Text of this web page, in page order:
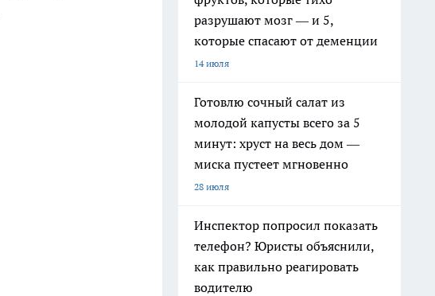
разрушают мозг — и 5,
которые спасают от деменции
14 июля
Готовлю сочный салат из
молодой капусты всего за 5
минут: хруст на весь дом —
миска пустеет мгновенно
28 июля
Инспектор попросил показать
телефон? Юристы объяснили,
как правильно реагировать
водителю